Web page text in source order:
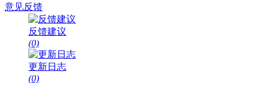
意见反馈
反馈建议
(0)
更新日志
(0)